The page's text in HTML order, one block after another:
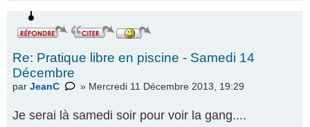
Re: Pratique libre en piscine - Samedi 14
Décembre
par JeanC » Mercredi 11 Décembre 2013, 19:29
Je serai là samedi soir pour voir la gang....